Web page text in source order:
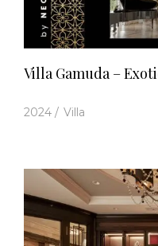
Villa Gamuda –
2024 / Villa